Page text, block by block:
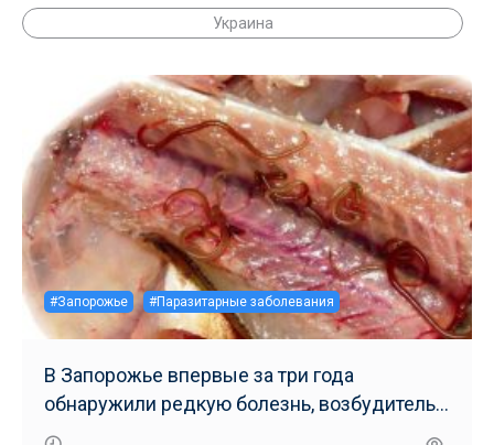
Украина
#Запорожье #Паразитарные заболевания
В Запорожье впервые за три года
обнаружили редкую болезнь, возбудитель
которой живет в рыбе